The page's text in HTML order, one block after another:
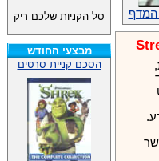
סל הקניות שלכם ריק
מבצעי החודש
הסכם קניית סרטים
שר